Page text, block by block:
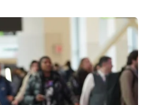
vé vào
sik vẫn